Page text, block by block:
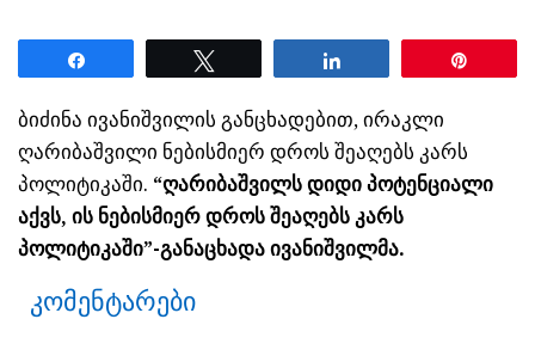
ბიძინა ივანიშვილის განცხადებით, ირაკლი
ღარიბაშვილი ნებისმიერ დროს შეაღებს კარს
პოლიტიკაში. “ღარიბაშვილს დიდი პოტენციალი
აქვს, ის ნებისმიერ დროს შეაღებს კარს
პოლიტიკაში”-განაცხადა ივანიშვილმა.
კომენტარები